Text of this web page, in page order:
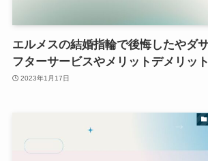
エルメスの結婚指輪で後悔したやダ
フターサービスやメリットデメリッ
2023年1月17日